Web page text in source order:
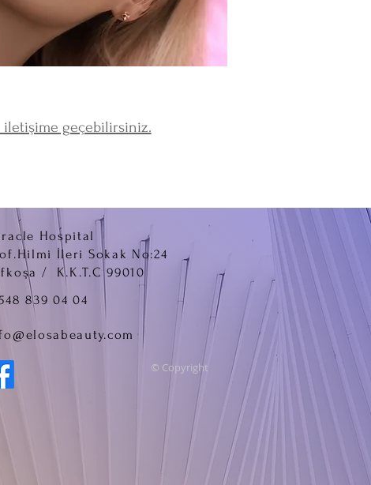
iletişime geçebilirsiniz.
© Copyright
Hospital
İleri Sokak No:24
/ K.K.T.C 99010
839 04 04